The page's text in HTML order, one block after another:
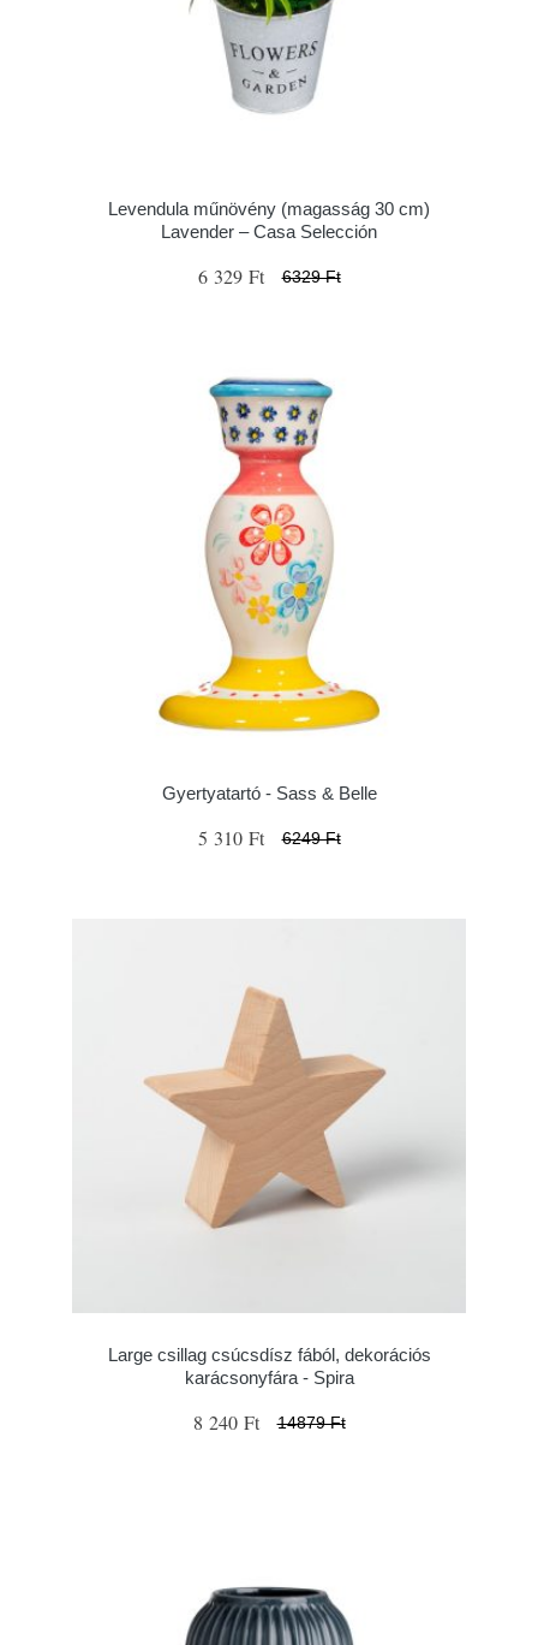
Levendula műnövény (magasság 30 cm)
Lavender – Casa Selección
6 329 Ft 6329 Ft
Gyertyatartó - Sass & Belle
5 310 Ft 6249 Ft
Large csillag csúcsdísz fából, dekorációs
karácsonyfára - Spira
8 240 Ft 14879 Ft